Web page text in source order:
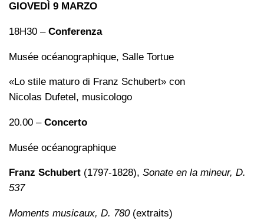
GIOVEDÌ 9 MARZO
18H30 – Conferenza
Musée océanographique, Salle Tortue
«Lo stile maturo di Franz Schubert» con
Nicolas Dufetel, musicologo
20.00 – Concerto
Musée océanographique
Franz Schubert (1797-1828), Sonate en la mineur, D.
537
Moments musicaux, D. 780 (extraits)